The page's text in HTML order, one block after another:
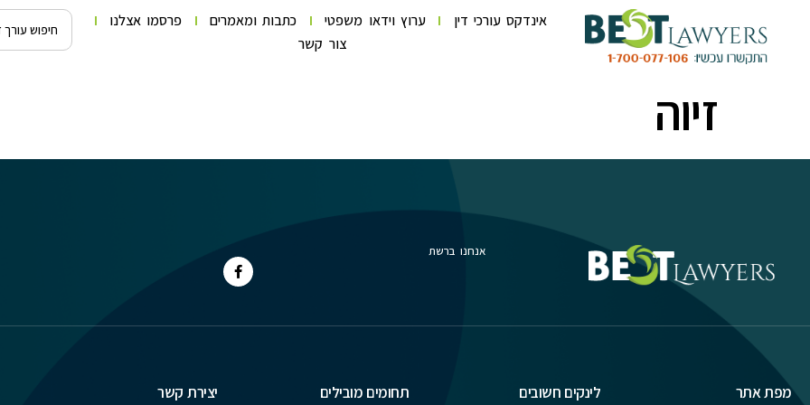
אינדקס עורכי דין ערוץ וידאו משפטי כתבות ומאמרים
פרסמו אצלנו
צור קשר
זיוה
אנחנו ברשת
מפת אתר לינקים חשובים תחומים מובילים יצירת קשר